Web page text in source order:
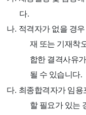
다.
나. 적격자가 없을 경
재 또는 기재착
합한 결격사유
될 수 있습니다.
다. 최종합격자가 임용
할 필요가 있는